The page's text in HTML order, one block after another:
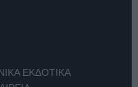
ΕΚΔΟΤΙΚΑ